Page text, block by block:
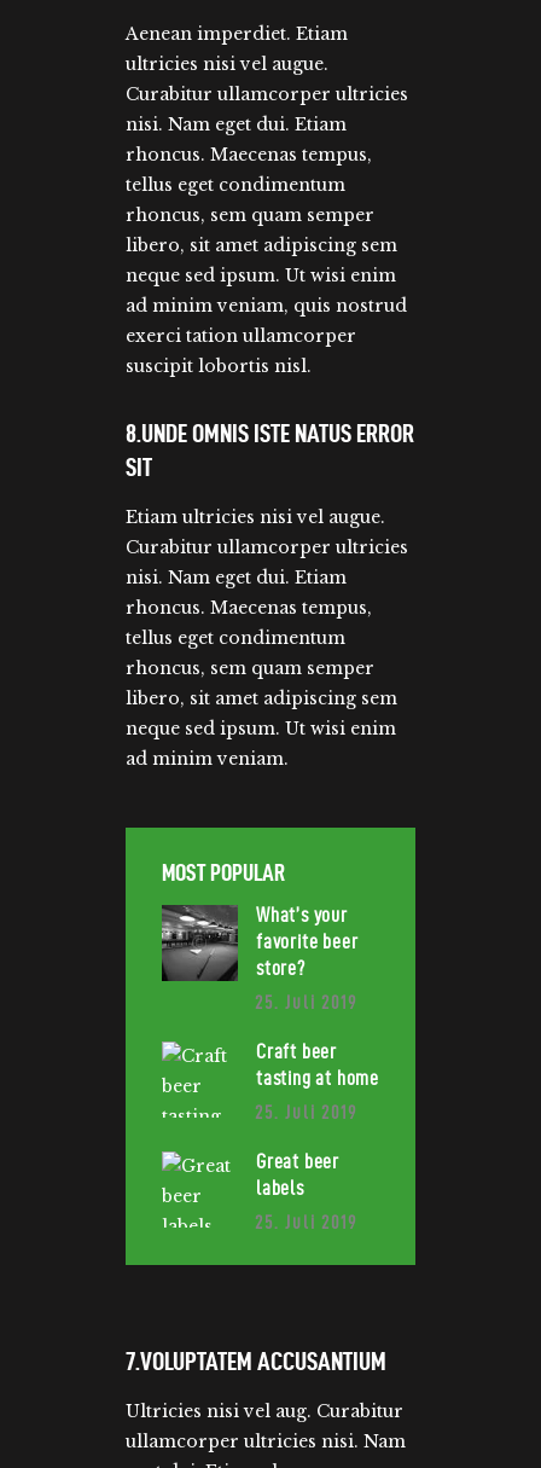
Aenean imperdiet. Etiam
ultricies nisi vel augue.
Curabitur ullamcorper ultricies
nisi. Nam eget dui. Etiam
rhoncus. Maecenas tempus,
tellus eget condimentum
rhoncus, sem quam semper
libero, sit amet adipiscing sem
neque sed ipsum. Ut wisi enim
ad minim veniam, quis nostrud
exerci tation ullamcorper
suscipit lobortis nisl.
8.UNDE OMNIS ISTE NATUS ERROR
SIT
Etiam ultricies nisi vel augue.
Curabitur ullamcorper ultricies
nisi. Nam eget dui. Etiam
rhoncus. Maecenas tempus,
tellus eget condimentum
rhoncus, sem quam semper
libero, sit amet adipiscing sem
neque sed ipsum. Ut wisi enim
ad minim veniam.
MOST POPULAR
What’s your
favorite beer
store?
25. Juli 2019
Craft beer
tasting at home
25. Juli 2019
Great beer
labels
25. Juli 2019
7.VOLUPTATEM ACCUSANTIUM
Ultricies nisi vel aug. Curabitur
ullamcorper ultricies nisi. Nam